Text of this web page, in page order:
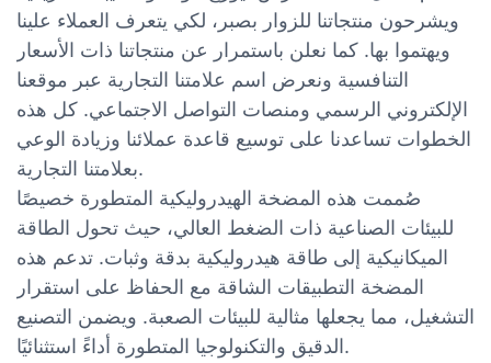
ويشرحون منتجاتنا للزوار بصبر، لكي يتعرف العملاء علينا
ويهتموا بها. كما نعلن باستمرار عن منتجاتنا ذات الأسعار
التنافسية ونعرض اسم علامتنا التجارية عبر موقعنا
الإلكتروني الرسمي ومنصات التواصل الاجتماعي. كل هذه
الخطوات تساعدنا على توسيع قاعدة عملائنا وزيادة الوعي
بعلامتنا التجارية.
صُممت هذه المضخة الهيدروليكية المتطورة خصيصًا
للبيئات الصناعية ذات الضغط العالي، حيث تحول الطاقة
الميكانيكية إلى طاقة هيدروليكية بدقة وثبات. تدعم هذه
المضخة التطبيقات الشاقة مع الحفاظ على استقرار
التشغيل، مما يجعلها مثالية للبيئات الصعبة. ويضمن التصنيع
الدقيق والتكنولوجيا المتطورة أداءً استثنائيًا.